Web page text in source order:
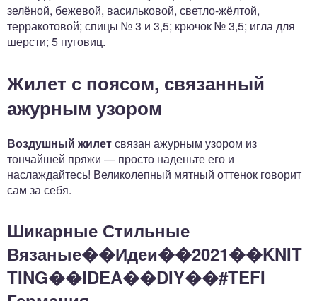
зелёной, бежевой, васильковой, светло-жёлтой,
терракотовой; спицы № 3 и 3,5; крючок № 3,5; игла для
шерсти; 5 пуговиц.
Жилет с поясом, связанный
ажурным узором
Воздушный жилетсвязан ажурным узором из
тончайшей пряжи — просто наденьте его и
наслаждайтесь! Великолепный мятный оттенок говорит
сам за себя.
Шикарные Стильные
Вязаные��Идеи��2021��KNIT
TING��IDEA��DIY��#TEFI